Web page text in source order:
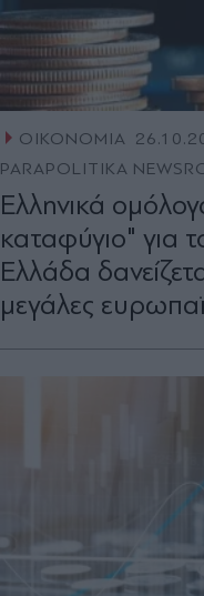
ΟΙΚΟΝΟΜΙΑ
PARAPOLITIKA
Eλληνικά
καταφύγιο" για
Ελλάδα
μεγάλες